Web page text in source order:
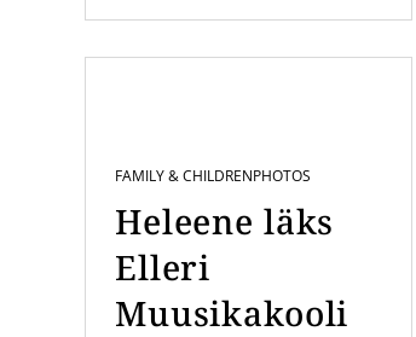
FAMILY & CHILDRENPHOTOS
Heleene läks
Elleri
Muusikakooli